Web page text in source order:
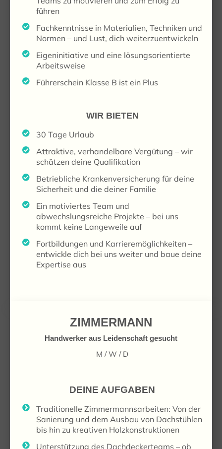
führen
Fachkenntnisse in Materialien, Techniken und
Normen – und Lust, dich weiterzuentwickeln
Eigeninitiative und eine lösungsorientierte
Arbeitsweise
Führerschein Klasse B ist ein Plus
WIR BIETEN
30 Tage Urlaub
Attraktive, verhandelbare Vergütung – wir
schätzen deine Qualifikation
Betriebliche Krankenversicherung für deine
Sicherheit und die deiner Familie
Ein motiviertes Team und
abwechslungsreiche Projekte – bei uns
kommt keine Langeweile auf
Fortbildungen und Karrieremöglichkeiten –
entwickle dich bei uns weiter und baue deine
Expertise aus
ZIMMERMANN
Handwerker aus Leidenschaft gesucht
M / W / D
DEINE AUFGABEN
Traditionelle Zimmermannsarbeiten: Von der
Sanierung und dem Ausbau von Dachstühlen
bis hin zu kreativen Holzkonstruktionen
Unterstützung des Dachdeckerteams – ob